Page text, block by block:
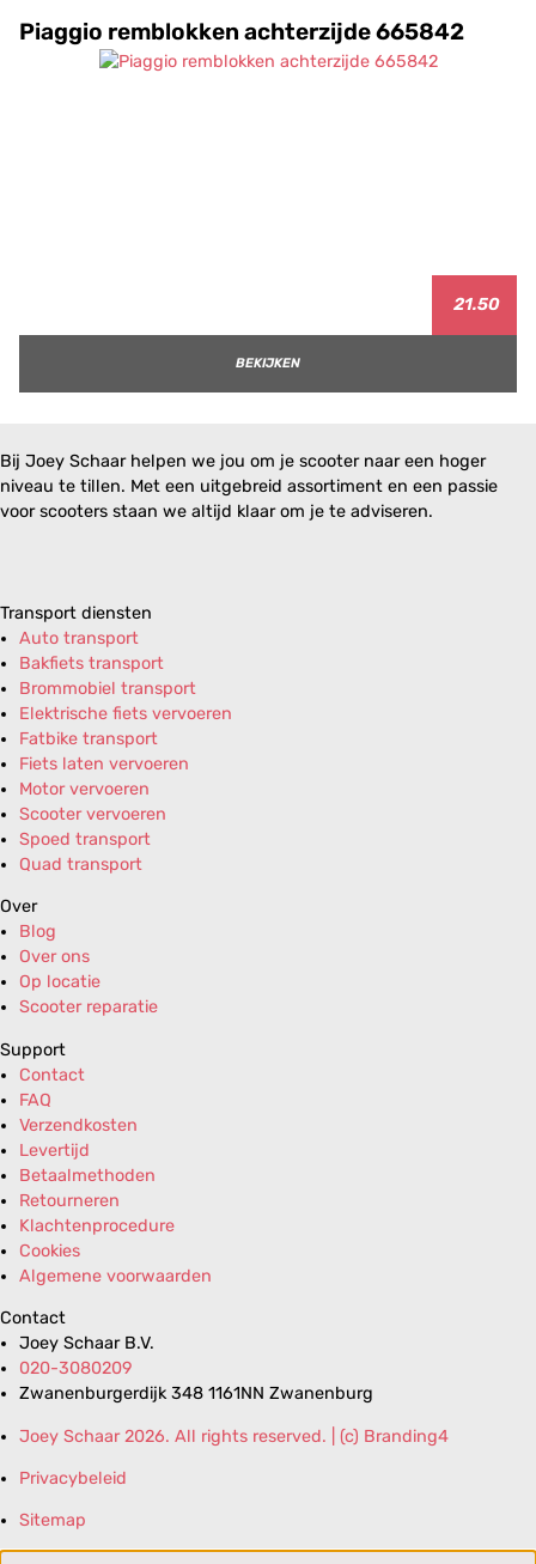
Piaggio remblokken achterzijde 665842
21.50
BEKIJKEN
Bij Joey Schaar helpen we jou om je scooter naar een hoger
niveau te tillen. Met een uitgebreid assortiment en een passie
voor scooters staan we altijd klaar om je te adviseren.
Transport diensten
Auto transport
Bakfiets transport
Brommobiel transport
Elektrische fiets vervoeren
Fatbike transport
Fiets laten vervoeren
Motor vervoeren
Scooter vervoeren
Spoed transport
Quad transport
Over
Blog
Over ons
Op locatie
Scooter reparatie
Support
Contact
FAQ
Verzendkosten
Levertijd
Betaalmethoden
Retourneren
Klachtenprocedure
Cookies
Algemene voorwaarden
Contact
Joey Schaar B.V.
020-3080209
Zwanenburgerdijk 348 1161NN Zwanenburg
Joey Schaar 2026. All rights reserved. | (c) Branding4
Privacybeleid
Sitemap